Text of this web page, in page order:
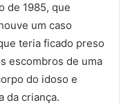
de 1985, que
um caso
teria ficado preso
escombros de uma
do idoso e
da criança.